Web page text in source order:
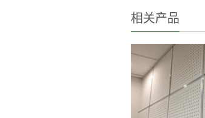
相关产品